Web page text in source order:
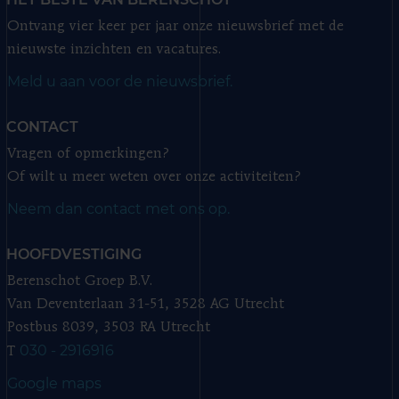
Ontvang vier keer per jaar onze nieuwsbrief met de
nieuwste inzichten en vacatures.
Meld u aan voor de nieuwsbrief.
CONTACT
Vragen of opmerkingen?
Of wilt u meer weten over onze activiteiten?
Neem dan contact met ons op.
HOOFDVESTIGING
Berenschot Groep B.V.
Van Deventerlaan 31-51, 3528 AG Utrecht
Postbus 8039, 3503 RA Utrecht
T 030 - 2916916
Google maps